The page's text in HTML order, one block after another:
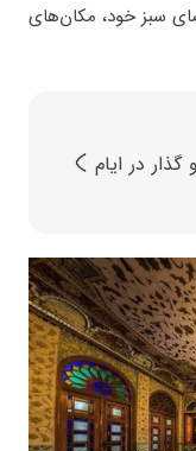
سبز خود، مکان‌های
در ایام